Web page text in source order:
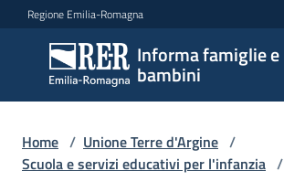
Vai al contenuto
Vai alla navigazione
Vai al footer
Regione Emilia-Romagna
Informa famiglie e
bambini
Informa
famiglie
e
bambini
Home / Unione Terre d'Argine /
Scuola e servizi educativi per l'infanzia /